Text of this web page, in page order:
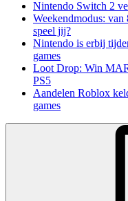
Nintendo Switch 2
Weekendmodus:
speel jij?
Nintendo is erbij
games
Loot Drop: Win
PS5
Aandelen Roblox
games